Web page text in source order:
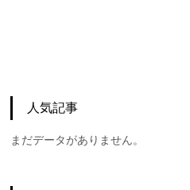
人気記事
まだデータがありません。